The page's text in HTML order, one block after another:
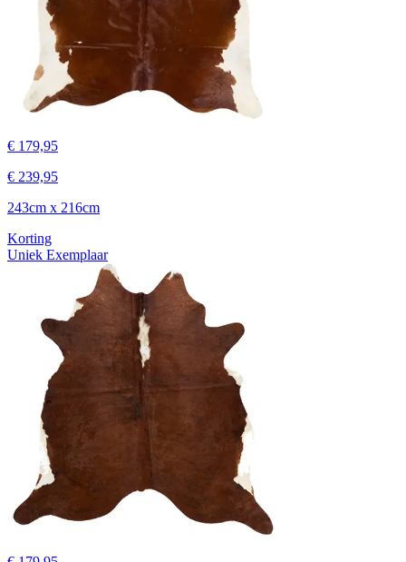
€ 179,95
€ 239,95
243cm x 216cm
Korting
Uniek Exemplaar